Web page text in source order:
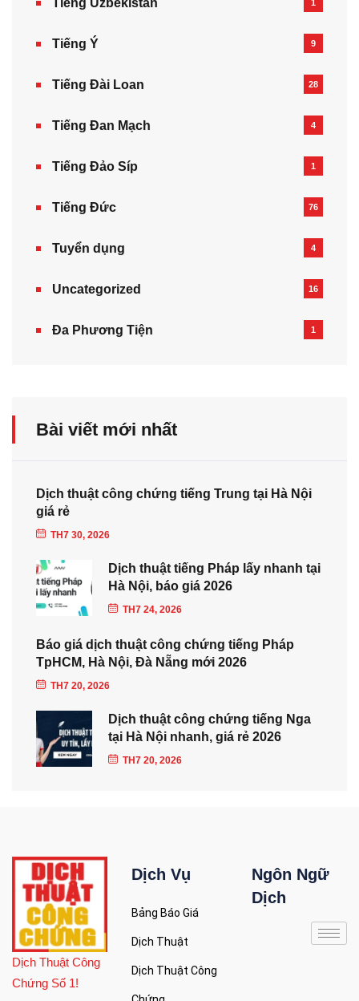
1
Tiếng Ý 9
Tiếng Đài Loan 28
Tiếng Đan Mạch 4
Tiếng Đảo Síp 1
Tiếng Đức 76
Tuyển dụng 4
Uncategorized 16
Đa Phương Tiện 1
Bài viết mới nhất
Dịch thuật công chứng tiếng Trung tại Hà Nội
giá rẻ
TH7 30, 2026
Dịch thuật tiếng Pháp lấy nhanh tại
Hà Nội, báo giá 2026
TH7 24, 2026
Báo giá dịch thuật công chứng tiếng Pháp
TpHCM, Hà Nội, Đà Nẵng mới 2026
TH7 20, 2026
Dịch thuật công chứng tiếng Nga
tại Hà Nội nhanh, giá rẻ 2026
TH7 20, 2026
Dịch Thuật Công
Chứng Số 1!
Dịch Vụ
Bảng Báo Giá
Dịch Thuật
Dịch Thuật Công
Ngôn Ngữ
Dịch